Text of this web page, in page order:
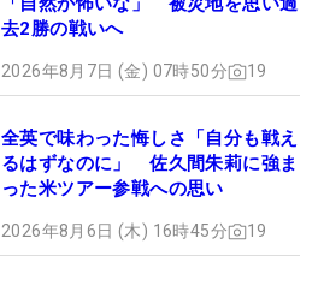
去2勝の戦いへ
2026年8月7日 (金) 07時50分 19
全英で味わった悔しさ「自分も戦え
るはずなのに」 佐久間朱莉に強ま
った米ツアー参戦への思い
2026年8月6日 (木) 16時45分 19